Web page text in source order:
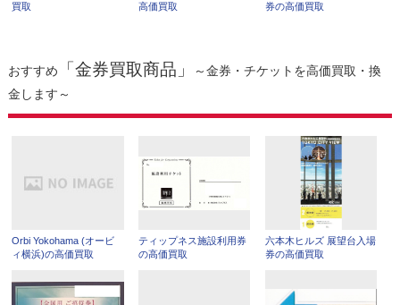
買取
高価買取
券の高価買取
おすすめ 「金券買取商品」
～金券・チケットを高価買取・換
金します～
Orbi Yokohama (オービ
ィ横浜)の高価買取
ティップネス施設利用券
の高価買取
六本木ヒルズ 展望台入場
券の高価買取